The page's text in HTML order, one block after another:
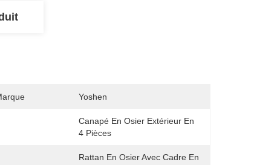
Yoshen
Canapé En Osier Extérieur En
4 Pièces
Rattan En Osier Avec Cadre En